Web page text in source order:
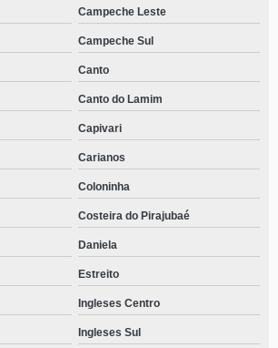
Campeche Leste
Campeche Sul
Canto
Canto do Lamim
Capivari
Carianos
Coloninha
Costeira do Pirajubaé
Daniela
Estreito
Ingleses Centro
Ingleses Sul